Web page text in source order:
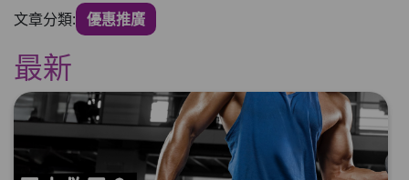
文章分類: 優惠推廣
最新